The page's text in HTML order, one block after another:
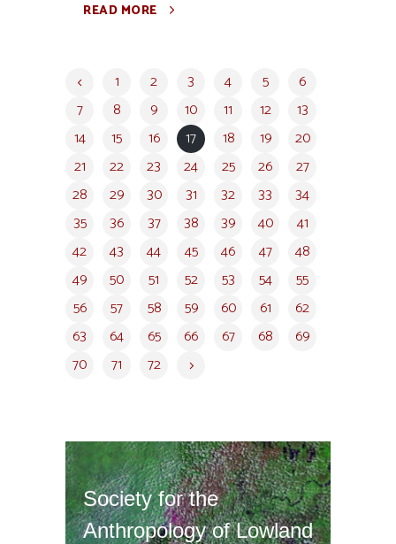
READ MORE
1 2 3 4 5
6
7
8 9 10 11 12
13
14
15 16 17 18 19
20
21
22 23 24 25 26
27
28
29 30 31 32 33
34
35
36 37 38 39 40
41
42
43 44 45 46 47
48
49
50 51 52 53 54
55
56
57 58 59 60 61
62
63
64 65 66 67 68
69
70
71 72
Society for the
Anthropology of Lowland